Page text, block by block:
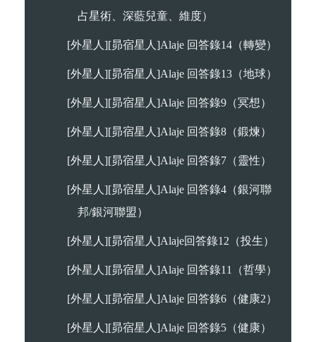
占星術、深藍兒童、維度）
[外星人][昴宿星人]Alaje 回答錄14（轉變）
[外星人][昴宿星人]Alaje 回答錄13（地球）
[外星人][昴宿星人]Alaje 回答錄9（冥想）
[外星人][昴宿星人]Alaje 回答錄8（鍛煉）
[外星人][昴宿星人]Alaje 回答錄7（靈性）
[外星人][昴宿星人]Alaje 回答錄4（銀河聯
邦/銀河聯盟）
[外星人][昴宿星人]Alaje回答錄12（投生）
[外星人][昴宿星人]Alaje 回答錄11（哲學）
[外星人][昴宿星人]Alaje 回答錄6（健康2）
[外星人][昴宿星人]Alaje 回答錄5（健康）